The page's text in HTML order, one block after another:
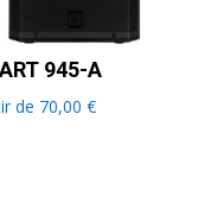
945-A
de 70,00 €